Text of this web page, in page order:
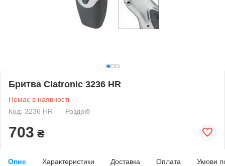
Бритва Clatronic 3236 HR
Немає в наявності
Код: 3236 HR
Роздріб
703 ₴
Опис Характеристики Доставка Оплата Умови